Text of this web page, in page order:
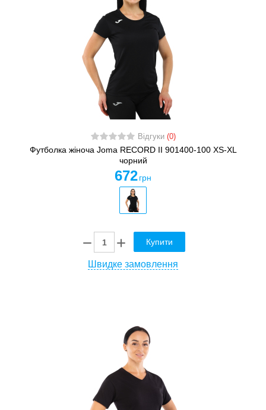
Відгуки (0)
Футболка жіноча Joma RECORD II 901400-100 XS-XL
чорний
672 грн
Купити
Швидке замовлення